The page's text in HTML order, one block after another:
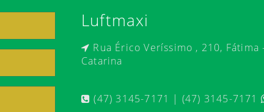
Luftmaxi
Rua Érico Veríssimo , 210, Fátima
Catarina
(47) 3145-7171 | (47) 3145-7171